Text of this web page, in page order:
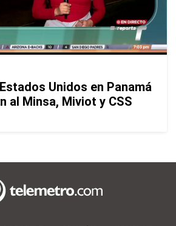
Unidos en Panamá
al Minsa, Miviot y CSS